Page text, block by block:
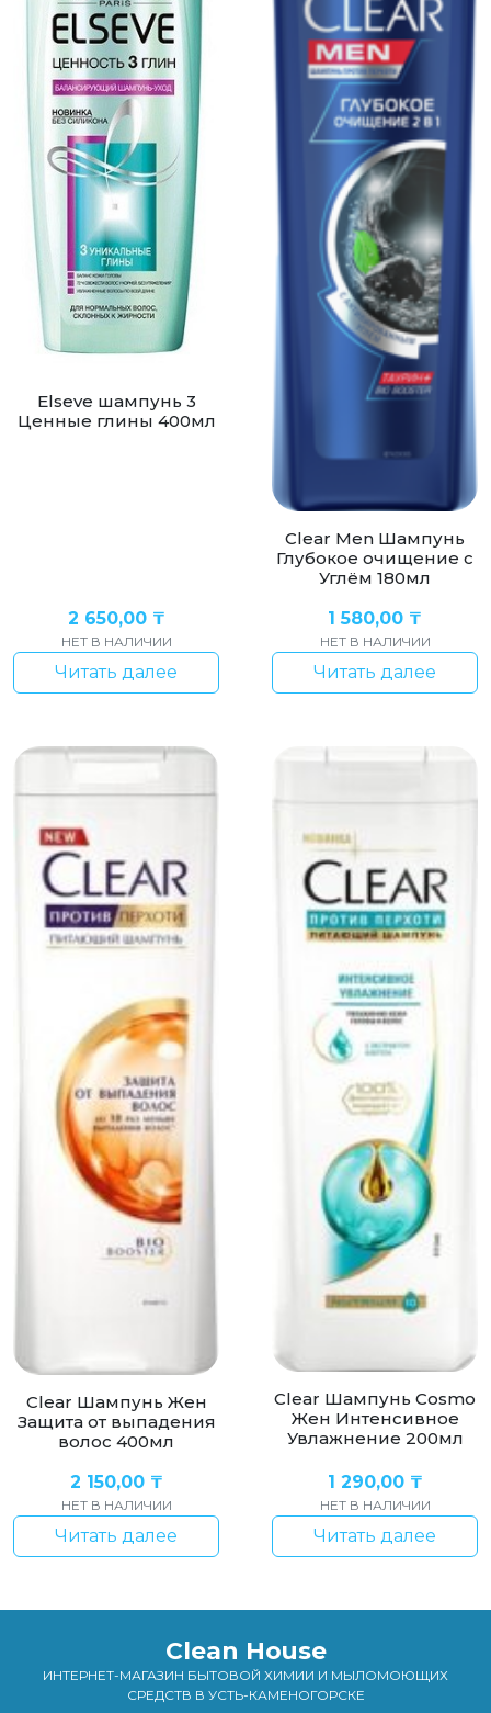
Elseve шампунь 3
Ценные глины 400мл
2 650,00 ₸
НЕТ В НАЛИЧИИ
Читать далее
Clear Men Шампунь
Глубокое очищение с
Углём 180мл
1 580,00 ₸
НЕТ В НАЛИЧИИ
Читать далее
Clear Шампунь Жен
Защита от выпадения
волос 400мл
2 150,00 ₸
НЕТ В НАЛИЧИИ
Читать далее
Clear Шампунь Cosmo
Жен Интенсивное
Увлажнение 200мл
1 290,00 ₸
НЕТ В НАЛИЧИИ
Читать далее
Clean House
ИНТЕРНЕТ-МАГАЗИН БЫТОВОЙ ХИМИИ И МЫЛОМОЮЩИХ
СРЕДСТВ В УСТЬ-КАМЕНОГОРСКЕ